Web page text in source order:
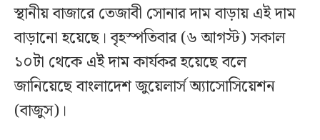
স্থানীয় বাজারে তেজাবী সোনার দাম বাড়ায় এই দাম
বাড়ানো হয়েছে। বৃহস্পতিবার (৬ আগস্ট) সকাল
১০টা থেকে এই দাম কার্যকর হয়েছে বলে
জানিয়েছে বাংলাদেশ জুয়েলার্স অ্যাসোসিয়েশন
(বাজুস)।